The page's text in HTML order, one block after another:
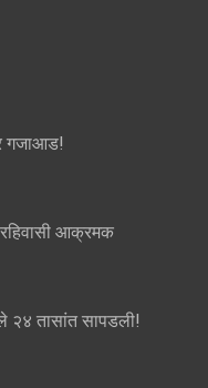
गजाआड!
रहिवासी आक्रमक
२४ तासांत सापडली!